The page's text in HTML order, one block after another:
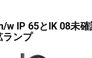
w IP 65とIK 08未
ランプ